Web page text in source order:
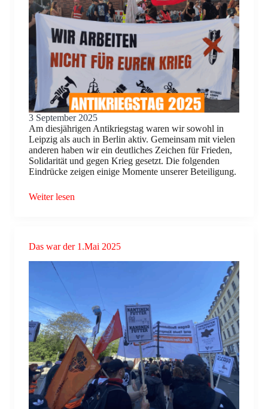
3 September 2025
Am diesjährigen Antikriegstag waren wir sowohl in
Leipzig als auch in Berlin aktiv. Gemeinsam mit vielen
anderen haben wir ein deutliches Zeichen für Frieden,
Solidarität und gegen Krieg gesetzt. Die folgenden
Eindrücke zeigen einige Momente unserer Beteiligung.
Weiter lesen
Das war der 1.Mai 2025